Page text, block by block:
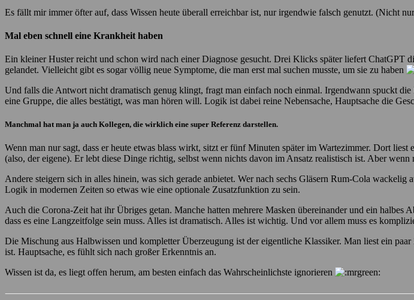
Es fällt mir immer öfter auf, dass Wissen heute überall erreichbar ist, nur irgendwie falsch genutzt. (Nicht
Mal eben schnell eine Krankheit haben
Ein kleiner Huster reicht und schon wird nach einer Diagnose gesucht. Drei Klicks später liefert ChatGPT
gelandet. Vielleicht gibt es sogar völlig neue Symptome, die man erst mal suchen musste, um sie zu haben
Und falls die Antwort nicht dramatisch genug klingt, fragt man einfach noch einmal. Irgendwann spuckt
eine Gruppe, die alles bestätigt, was man hören will. Logik ist dabei reine Nebensache, Hauptsache die
Manchmal hat man ja auch Kollegen, die wirklich eine super Referenz darstellen.
Wenn man nur sagt, dass er heute etwas blass wirkt, sitzt er fünf Minuten später im Wartezimmer. Dort
(also, der eigene). Er lebt diese Dinge richtig, selbst wenn nichts davon im Ansatz realistisch ist. Aber
Andere steigern sich in alles hinein, was sich gerade anbietet. Wer nach sechs Gläsern Rum-Cola
Logik in modernen Zeiten so etwas wie eine optionale Zusatzfunktion zu sein.
Auch die Corona-Zeit hat ihr Übriges getan. Manche hatten mehrere Masken übereinander und ein
dass es eine Langzeitfolge sein muss. Alles ist dramatisch. Alles ist wichtig. Und vor allem muss es
Die Mischung aus Halbwissen und kompletter Überzeugung ist der eigentliche Klassiker. Man liest ein
ist. Hauptsache, es fühlt sich nach großer Erkenntnis an.
Wissen ist da, es liegt offen herum, am besten einfach das Wahrscheinlichste ignorieren